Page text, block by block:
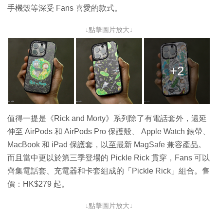
手機殼等深受 Fans 喜愛的款式。
↓點擊圖片放大↓
+2
值得一提是 《Rick and Morty》系列除了有電話套外，還延
伸至 AirPods 和 AirPods Pro 保護殼、 Apple Watch 錶帶、
MacBook 和 iPad 保護套，以至最新 MagSafe 兼容產品。
而且當中更以於第三季登場的 Pickle Rick 貫穿，Fans 可以
齊集電話套、充電器和卡套組成的「Pickle Rick」組合。售
價：HK$279 起。
↓點擊圖片放大↓